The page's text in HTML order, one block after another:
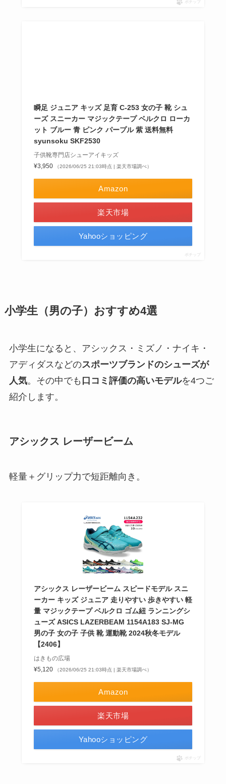
ポチップ
瞬足 ジュニア キッズ 足育 C-253 女の子 靴 シュ
ーズ スニーカー マジックテープ ベルクロ ローカ
ット ブルー 青 ピンク パープル 紫 送料無料
syunsoku SKF2530
子供靴専門店シューアイキッズ
¥3,950
（2026/06/25 21:03時点 | 楽天市場調べ）
Amazon
楽天市場
Yahooショッピング
ポチップ
小学生（男の子）おすすめ4選
小学生になると、アシックス・ミズノ・ナイキ・
アディダスなどのスポーツブランドのシューズが
人気。その中でも 口コミ評価の高いモデルを4つご
紹介します。
アシックス レーザービーム
軽量＋グリップ力で短距離向き。
アシックス レーザービーム スピードモデル スニ
ーカー キッズ ジュニア 走りやすい 歩きやすい 軽
量 マジックテープ ベルクロ ゴム紐 ランニングシ
ューズ ASICS LAZERBEAM 1154A183 SJ-MG
男の子 女の子 子供 靴 運動靴 2024秋冬モデル
【2406】
はきもの広場
¥5,120
（2026/06/25 21:03時点 | 楽天市場調べ）
Amazon
楽天市場
Yahooショッピング
ポチップ